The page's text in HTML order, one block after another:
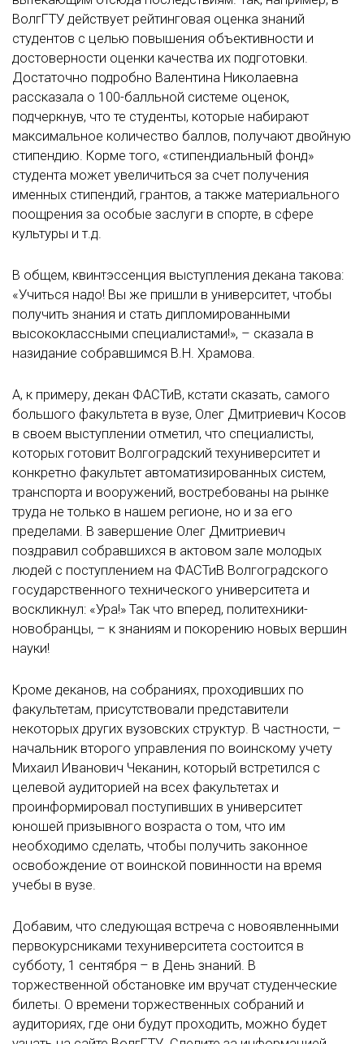
ВолгГТУ действует рейтинговая оценка знаний
студентов с целью повышения объективности и
достоверности оценки качества их подготовки.
Достаточно подробно Валентина Николаевна
рассказала о 100-балльной системе оценок,
подчеркнув, что те студенты, которые набирают
максимальное количество баллов, получают двойную
стипендию. Корме того, «стипендиальный фонд»
студента может увеличиться за счет получения
именных стипендий, грантов, а также материального
поощрения за особые заслуги в спорте, в сфере
культуры и т.д.
В общем, квинтэссенция выступления декана такова:
«Учиться надо! Вы же пришли в университет, чтобы
получить знания и стать дипломированными
высококлассными специалистами!», – сказала в
назидание собравшимся В.Н. Храмова.
А, к примеру, декан ФАСТиВ, кстати сказать, самого
большого факультета в вузе, Олег Дмитриевич Косов
в своем выступлении отметил, что специалисты,
которых готовит Волгоградский техуниверситет и
конкретно факультет автоматизированных систем,
транспорта и вооружений, востребованы на рынке
труда не только в нашем регионе, но и за его
пределами. В завершение Олег Дмитриевич
поздравил собравшихся в актовом зале молодых
людей с поступлением на ФАСТиВ Волгоградского
государственного технического университета и
воскликнул: «Ура!» Так что вперед, политехники-
новобранцы, – к знаниям и покорению новых вершин
науки!
Кроме деканов, на собраниях, проходивших по
факультетам, присутствовали представители
некоторых других вузовских структур. В частности, –
начальник второго управления по воинскому учету
Михаил Иванович Чеканин, который встретился с
целевой аудиторией на всех факультетах и
проинформировал поступивших в университет
юношей призывного возраста о том, что им
необходимо сделать, чтобы получить законное
освобождение от воинской повинности на время
учебы в вузе.
Добавим, что следующая встреча с новоявленными
первокурсниками техуниверситета состоится в
субботу, 1 сентября – в День знаний. В
торжественной обстановке им вручат студенческие
билеты. О времени торжественных собраний и
аудиториях, где они будут проходить, можно будет